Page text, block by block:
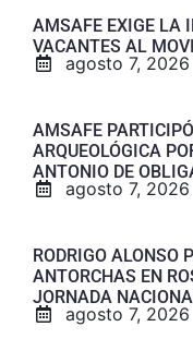
AMSAFE EXIGE LA
VACANTES AL
agosto 7, 2026
AMSAFE
ARQUEOLÓGICA
ANTONIO DE
agosto 7, 2026
RODRIGO ALONSO
ANTORCHAS EN
JORNADA
agosto 7, 2026